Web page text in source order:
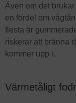
Även om det
en fördel om
flesta är
riskerar att bränna
kommer upp i.
Värmetåligt